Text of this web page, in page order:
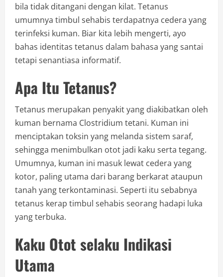
bila tidak ditangani dengan kilat. Tetanus
umumnya timbul sehabis terdapatnya cedera yang
terinfeksi kuman. Biar kita lebih mengerti, ayo
bahas identitas tetanus dalam bahasa yang santai
tetapi senantiasa informatif.
Apa Itu Tetanus?
Tetanus merupakan penyakit yang diakibatkan oleh
kuman bernama Clostridium tetani. Kuman ini
menciptakan toksin yang melanda sistem saraf,
sehingga menimbulkan otot jadi kaku serta tegang.
Umumnya, kuman ini masuk lewat cedera yang
kotor, paling utama dari barang berkarat ataupun
tanah yang terkontaminasi. Seperti itu sebabnya
tetanus kerap timbul sehabis seorang hadapi luka
yang terbuka.
Kaku Otot selaku Indikasi
Utama